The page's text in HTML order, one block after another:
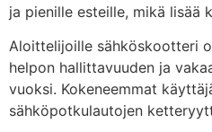
ja pienille esteille, mikä lisää
Aloittelijoille sähköskootteri
helpon hallittavuuden ja
vuoksi. Kokeneemmat
sähköpotkulautojen